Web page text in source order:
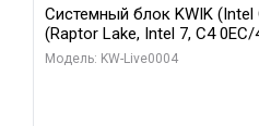
Системный блок KWIK (Intel
(Raptor Lake, Intel 7, C4
R5 220 1GB DDR3 64bit VGA
Модель: KW-Live0004